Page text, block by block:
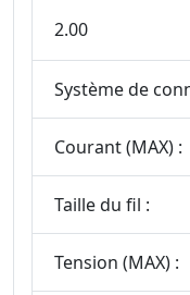
Tête À Broches
Automobile
Série De
Broches
2.00
Système de
Courant (MAX) :
Taille du fil :
Tension (MAX) :